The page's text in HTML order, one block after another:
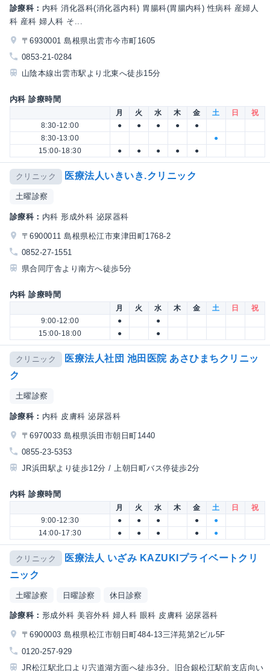
診療科： 内科 消化器科(消化器内科) 胃腸科(胃腸内科) 性病科 産婦人
科 産科 婦人科 そ...
〒6930001 島根県出雲市今市町1605
0853-21-0284
山陰本線出雲市駅より北東へ徒歩15分
内科 診療時間
月 火 水 木 金 土 日
祝
8:30-12:00
● ● ● ●
●
8:30-13:00
●
15:00-18:30
● ● ● ● ●
クリニック 医療法人いきいき.クリニック
土曜診察
診療科： 内科 形成外科 泌尿器科
〒6900011 島根県松江市東津田町1768-2
0852-27-1551
県合同庁舎より南方へ徒歩5分
内科 診療時間
月 火 水 木 金 土 日
祝
9:00-12:00
●
●
15:00-18:00
● ●
クリニック
医療法人社団 池田医院 あさひまちクリニッ
ク
土曜診察
診療科： 内科 皮膚科 泌尿器科
〒6970033 島根県浜田市朝日町1440
0855-23-5353
JR浜田駅より徒歩12分 / 上朝日町バス停徒歩2分
内科 診療時間
月 火 水 木 金 土 日
祝
9:00-12:30
● ● ● ●
●
14:00-17:30
● ● ● ● ●
クリニック
医療法人 いざみ KAZUKIプライベートクリ
ニック
土曜診察 日曜診察 休日診察
診療科： 形成外科 美容外科 婦人科 眼科 皮膚科 泌尿器科
〒6900003 島根県松江市朝日町484-13三洋苑第2ビル5F
0120-257-929
JR松江駅北口より宍道湖方面へ徒歩3分。旧合銀松江駅前支店向い